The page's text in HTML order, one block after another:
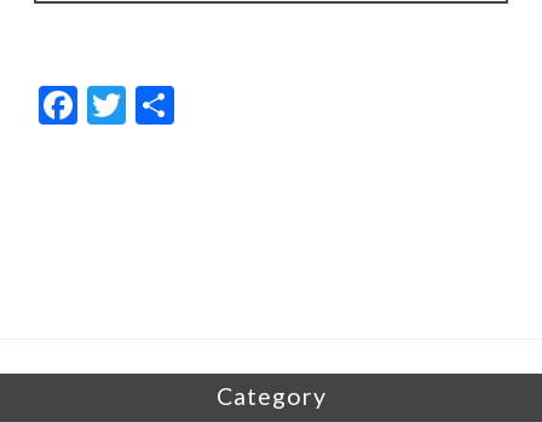
F
ac
T
w
Category